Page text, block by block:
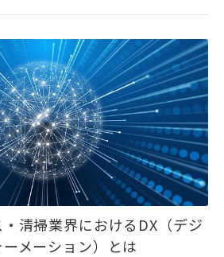
清掃業界におけるDX（デジ
メーション）とは